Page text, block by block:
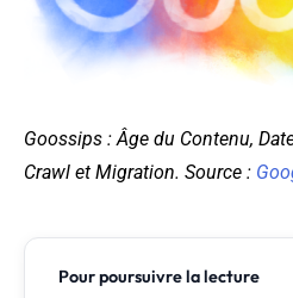
Goossips : Âge du Contenu,
Crawl et Migration. Source :
Pour poursuivre la lecture